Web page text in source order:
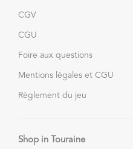
CGV
CGU
Foire aux questions
Mentions légales et CGU
Règlement du jeu
Shop in Touraine